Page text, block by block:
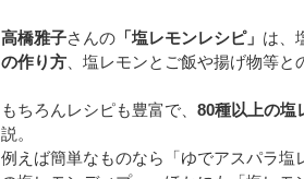
高橋雅子さんの 「塩レモンレシピ」 は、
の作り方 、塩レモンとご飯や揚げ物等
もちろんレシピも豊富で、 80種以上の塩
説。
例えば簡単なものなら「ゆでアスパラ